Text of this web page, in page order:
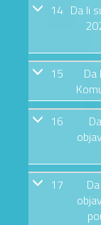
14 Da li
15
16
17